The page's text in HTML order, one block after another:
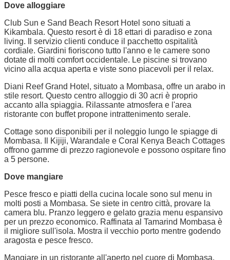
Dove alloggiare
Club Sun e Sand Beach Resort Hotel sono situati a
Kikambala. Questo resort è di 18 ettari di paradiso e zona
living. Il servizio clienti conduce il pacchetto ospitalità
cordiale. Giardini fioriscono tutto l'anno e le camere sono
dotate di molti comfort occidentale. Le piscine si trovano
vicino alla acqua aperta e viste sono piacevoli per il relax.
Diani Reef Grand Hotel, situato a Mombasa, offre un arabo in
stile resort. Questo centro alloggio di 30 acri è proprio
accanto alla spiaggia. Rilassante atmosfera e l'area
ristorante con buffet propone intrattenimento serale.
Cottage sono disponibili per il noleggio lungo le spiagge di
Mombasa. Il Kijiji, Warandale e Coral Kenya Beach Cottages
offrono gamme di prezzo ragionevole e possono ospitare fino
a 5 persone.
Dove mangiare
Pesce fresco e piatti della cucina locale sono sul menu in
molti posti a Mombasa. Se siete in centro città, provare la
camera blu. Pranzo leggero e gelato grazia menu espansivo
per un prezzo economico. Raffinata al Tamarind Mombasa è
il migliore sull'isola. Mostra il vecchio porto mentre godendo
aragosta e pesce fresco.
Mangiare in un ristorante all'aperto nel cuore di Mombasa.